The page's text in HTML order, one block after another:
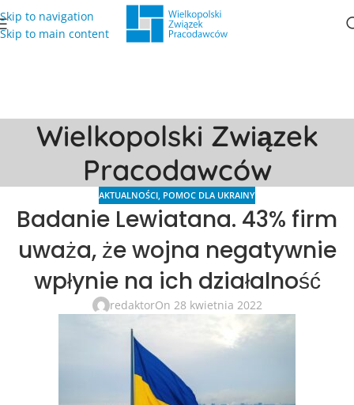
Skip to navigation
Skip to main content
Wielkopolski Związek
Pracodawców
AKTUALNOŚCI, POMOC DLA UKRAINY
Badanie Lewiatana. 43% firm
uważa, że wojna negatywnie
wpłynie na ich działalność
redaktorOn 28 kwietnia 2022